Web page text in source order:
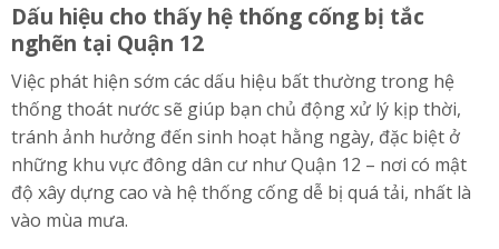
Dấu hiệu cho thấy hệ thống cống bị tắc
nghẽn tại Quận 12
Việc phát hiện sớm các dấu hiệu bất thường trong hệ
thống thoát nước sẽ giúp bạn chủ động xử lý kịp thời,
tránh ảnh hưởng đến sinh hoạt hằng ngày, đặc biệt ở
những khu vực đông dân cư như Quận 12 – nơi có mật
độ xây dựng cao và hệ thống cống dễ bị quá tải, nhất là
vào mùa mưa.